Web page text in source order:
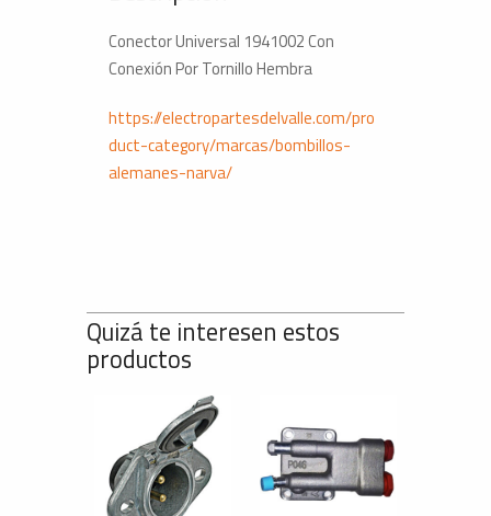
Conector Universal 1941002 Con
Conexión Por Tornillo Hembra
https://electropartesdelvalle.com/pro
duct-category/marcas/bombillos-
alemanes-narva/
Quizá te interesen estos
productos